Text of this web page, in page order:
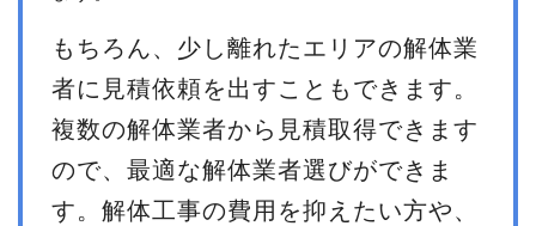
もちろん、少し離れたエリアの解体業
者に見積依頼を出すこともできます。
複数の解体業者から見積取得できます
ので、最適な解体業者選びができま
す。解体工事の費用を抑えたい方や、